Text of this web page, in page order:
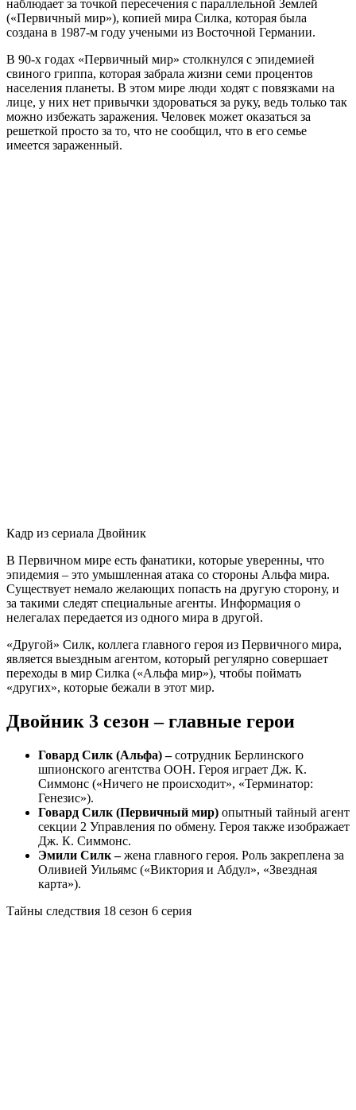
наблюдает за точкой пересечения с параллельной Землей
(«Первичный мир»), копией мира Силка, которая была
создана в 1987-м году учеными из Восточной Германии.
В 90-х годах «Первичный мир» столкнулся с эпидемией
свиного гриппа, которая забрала жизни семи процентов
населения планеты. В этом мире люди ходят с повязками на
лице, у них нет привычки здороваться за руку, ведь только так
можно избежать заражения. Человек может оказаться за
решеткой просто за то, что не сообщил, что в его семье
имеется зараженный.
Кадр из сериала Двойник
В Первичном мире есть фанатики, которые уверенны, что
эпидемия – это умышленная атака со стороны Альфа мира.
Существует немало желающих попасть на другую сторону, и
за такими следят специальные агенты. Информация о
нелегалах передается из одного мира в другой.
«Другой» Силк, коллега главного героя из Первичного мира,
является выездным агентом, который регулярно совершает
переходы в мир Силка («Альфа мир»), чтобы поймать
«других», которые бежали в этот мир.
Двойник 3 сезон – главные герои
Говард Силк (Альфа) –сотрудник Берлинского
шпионского агентства ООН. Героя играет Дж. К.
Симмонс («Ничего не происходит», «Терминатор:
Генезис»).
Говард Силк (Первичный мир) опытный тайный агент
секции 2 Управления по обмену. Героя также изображает
Дж. К. Симмонс.
Эмили Силк –жена главного героя. Роль закреплена за
Оливией Уильямс («Виктория и Абдул», «Звездная
карта»).
Тайны следствия 18 сезон 6 серия